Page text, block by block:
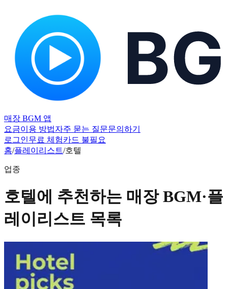
매장 BGM 앱
요금이용 방법자주 묻는 질문문의하기
로그인무료 체험카드 불필요
홈/플레이리스트/호텔
업종
호텔에 추천하는 매장 BGM·플
레이리스트 목록